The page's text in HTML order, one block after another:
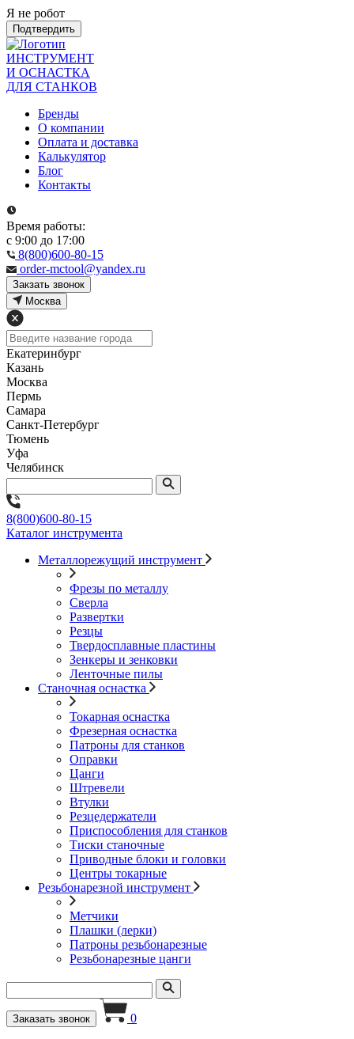
Я не робот
Подтвердить
ИНСТРУМЕНТ
И ОСНАСТКА
ДЛЯ СТАНКОВ
Бренды
О компании
Оплата и доставка
Калькулятор
Блог
Контакты
Время работы:
с 9:00 до 17:00
8(800)600-80-15
order-mctool@yandex.ru
Закзать звонок
Москва
Екатеринбург
Казань
Москва
Пермь
Самара
Санкт-Петербург
Тюмень
Уфа
Челябинск
8(800)600-80-15
Каталог инструмента
Металлорежущий инструмент
Фрезы по металлу
Сверла
Развертки
Резцы
Твердосплавные пластины
Зенкеры и зенковки
Ленточные пилы
Станочная оснастка
Токарная оснастка
Фрезерная оснастка
Патроны для станков
Оправки
Цанги
Штревели
Втулки
Резцедержатели
Приспособления для станков
Тиски станочные
Приводные блоки и головки
Центры токарные
Резьбонарезной инструмент
Метчики
Плашки (лерки)
Патроны резьбонарезные
Резьбонарезные цанги
Заказать звонок 0